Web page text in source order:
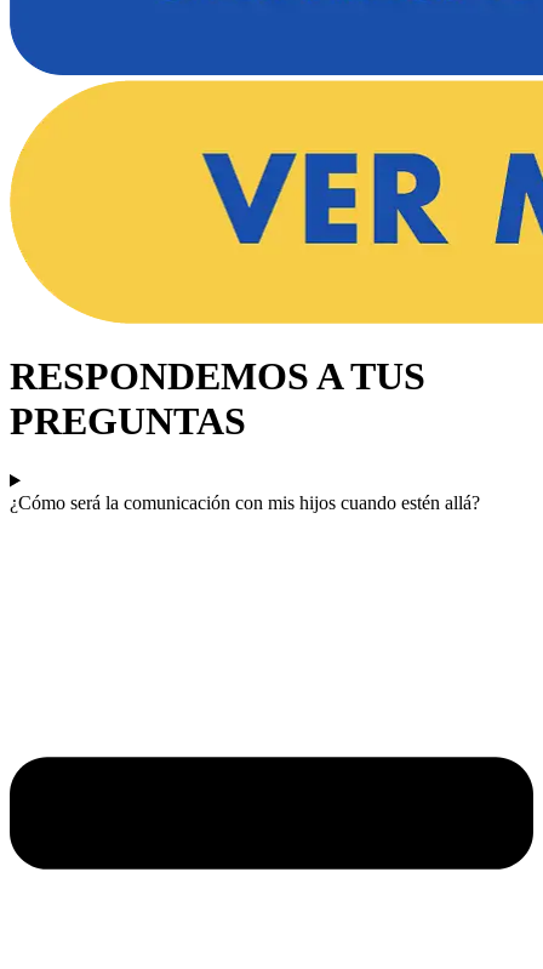
RESPONDEMOS A TUS
PREGUNTAS
¿Cómo será la comunicación con mis hijos cuando estén allá?